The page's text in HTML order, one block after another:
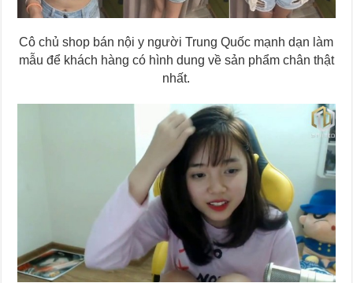
Cô chủ shop bán nội y người Trung Quốc mạnh dạn làm
mẫu để khách hàng có hình dung về sản phẩm chân thật
nhất.